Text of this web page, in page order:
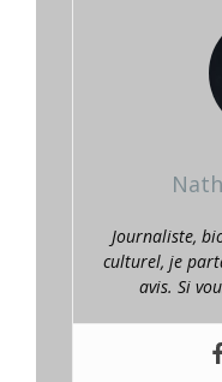
Journaliste,
culturel, je
avis. Si